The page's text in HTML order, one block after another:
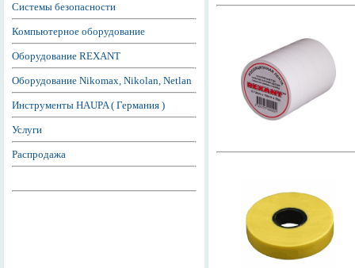
Системы безопасности
Компьютерное оборудование
Оборудование REXANT
Оборудование Nikomax, Nikolan, Netlan
Инструменты HAUPA ( Германия )
Услуги
Распродажа